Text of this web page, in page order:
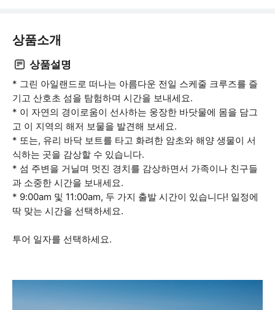
상품소개
상품설명
* 그린 아일랜드로 떠나는 아름다운 전일 스케줄 크루즈를 즐
기고 산호초 섬을 탐험하며 시간을 보내세요.
* 이 자연의 경이로움이 선사하는 웅장한 바닷물에 몸을 담그
고 이 지역의 해저 보물을 발견해 보세요.
* 또는, 유리 바닥 보트를 타고 화려한 암초와 해양 생물이 서
식하는 곳을 감상할 수 있습니다.
* 섬 주변을 거닐며 멋진 경치를 감상하면서 가족이나 친구들
과 소중한 시간을 보내세요.
* 9:00am 및 11:00am, 두 가지 출발 시간이 있습니다! 일정에
딱 맞는 시간을 선택하세요.
투어 일자를 선택하세요.